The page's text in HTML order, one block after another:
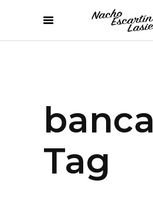
banca
Tag